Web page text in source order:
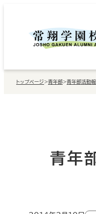
トップページ >青年部>青年部活動
青年